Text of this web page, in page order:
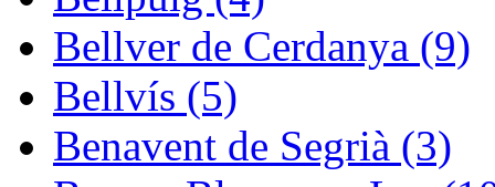
Bellver de Cerdanya (9)
Bellvís (5)
Benavent de Segrià (3)